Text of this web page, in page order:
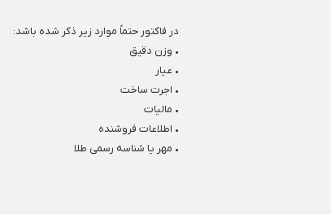
در فاکتور حتماً موارد زیر ذکر شده باشد:
• وزن دقیق
• عیار
• اجرت ساخت
• مالیات
• اطلاعات فروشنده
• مهر یا شناسه رسمی طلا